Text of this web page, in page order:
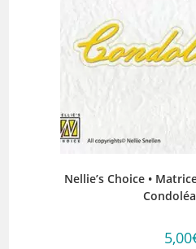
Nellie’s Choice •
5,00